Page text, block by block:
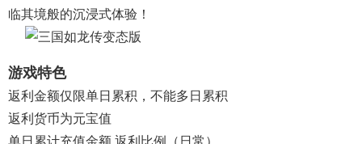
临其境般的沉浸式体验！
游戏特色
返利金额仅限单日累积，不能多日累积
返利货币为元宝值
单日累计充值金额 返利比例（日常）